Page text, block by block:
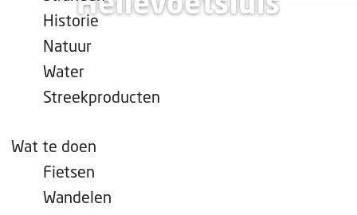
a
Historie
Natuur
Water
Streekproducten
Wat te doen
Fietsen
Wandelen